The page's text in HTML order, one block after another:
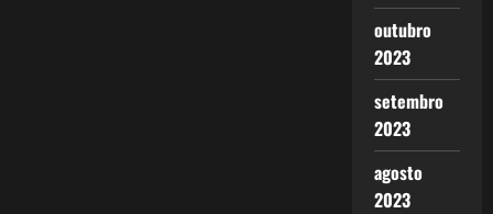
outubro
2023
setembro
2023
agosto
2023